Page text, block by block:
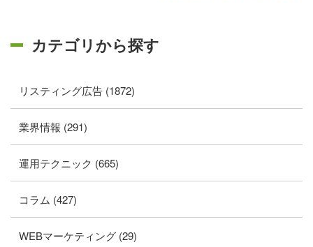
カテゴリから探す
リスティング広告 (1872)
業界情報 (291)
運用テクニック (665)
コラム (427)
WEBマーケティング (29)